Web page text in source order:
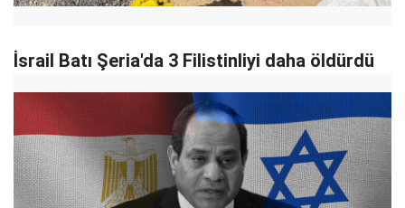
İsrail Batı Şeria'da 3 Filistinliyi daha öldürdü